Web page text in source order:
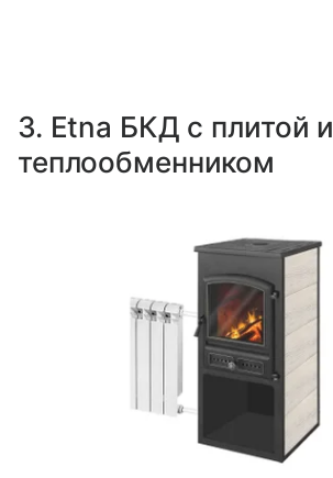
3. Etna БКД с плитой и
теплообменником